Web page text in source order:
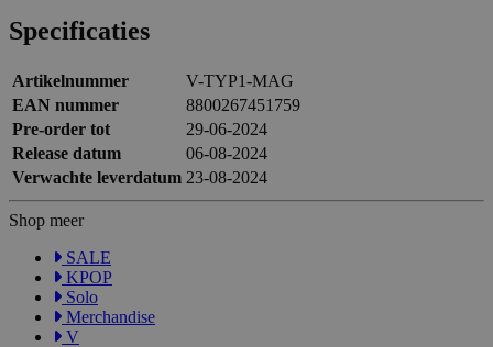
Specificaties
Artikelnummer
V-TYP1-MAG
EAN nummer
8800267451759
Pre-order tot
29-06-2024
Release datum
06-08-2024
Verwachte leverdatum 23-08-2024
Shop meer
SALE
KPOP
Solo
Merchandise
V